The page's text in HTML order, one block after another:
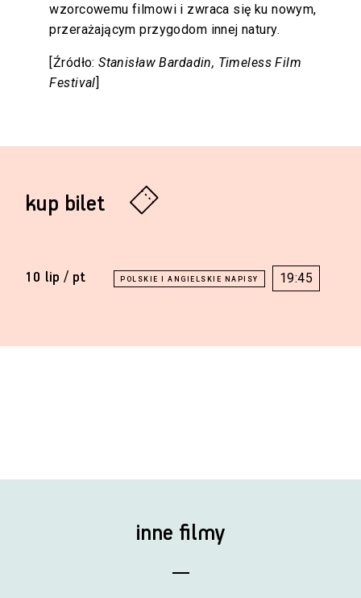
kup bilet
10 lip / pt 19:45
wzorcowemu filmowi i zwraca się ku nowym,
przerażającym przygodom innej natury.
[Źródło:Stanisław Bardadin, Timeless Film
Festival]
inne filmy